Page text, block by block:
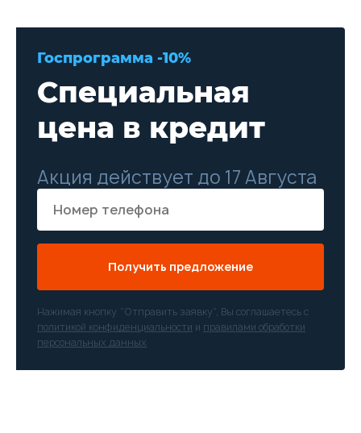
Госпрограмма -10%
Специальная
цена в кредит
Акция действует до 17 Августа
Получить предложение
Нажимая кнопку “Отправить заявку”, Вы соглашаетесь с
политикой конфиденциальности и правилами обработки
персональных данных